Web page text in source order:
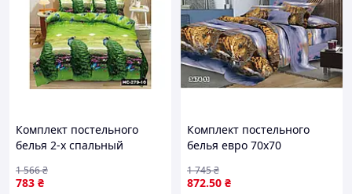
Комплект постельного
белья 2-х спальный
комфортного сна с
783 ₴
1 566₴
Комплект постельного
белья евро 70х70
комфортного сна с
872.50 ₴
1 745₴